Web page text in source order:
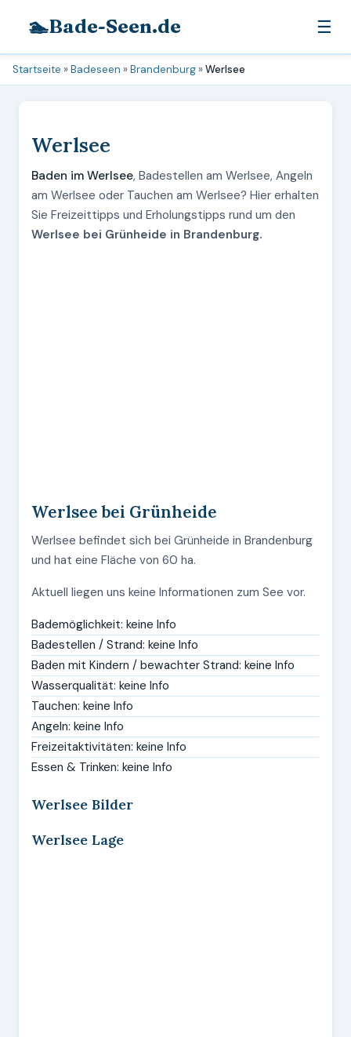
🏊Bade-Seen.de ☰
Startseite »Badeseen »Brandenburg »Werlsee
Werlsee
Baden im Werlsee, Badestellen am Werlsee, Angeln
am Werlsee oder Tauchen am Werlsee? Hier erhalten
Sie Freizeittipps und Erholungstipps rund um den
Werlsee bei Grünheide in Brandenburg.
Werlsee bei Grünheide
Werlsee befindet sich bei Grünheide in Brandenburg
und hat eine Fläche von 60 ha.
Aktuell liegen uns keine Informationen zum See vor.
Bademöglichkeit: keine Info
Badestellen / Strand: keine Info
Baden mit Kindern / bewachter Strand: keine Info
Wasserqualität: keine Info
Tauchen: keine Info
Angeln: keine Info
Freizeitaktivitäten: keine Info
Essen & Trinken: keine Info
Werlsee Bilder
Werlsee Lage